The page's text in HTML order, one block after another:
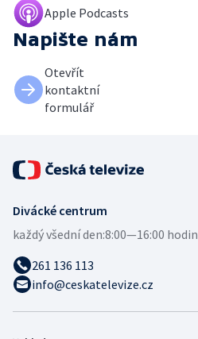
Apple Podcasts
Napište nám
Otevřít
kontaktní
formulář
Divácké centrum
každý všední den:8:00—16:00 hodin
261 136 113
info@ceskatelevize.cz